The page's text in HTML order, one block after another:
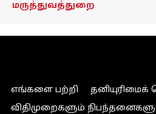
மருத்துவத்துறை
எங்களை பற்றி
விதிமுறைகளும்